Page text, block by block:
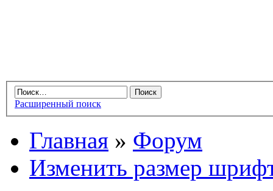
Расширенный поиск
Главная » Форум
Изменить размер